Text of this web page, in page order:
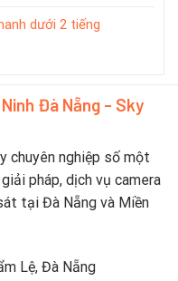
dưới 2 tiếng
Đà Nẵng - Sky
chuyên nghiệp số một
pháp, dịch vụ camera
tại Đà Nẵng và Miền
Lệ, Đà Nẵng